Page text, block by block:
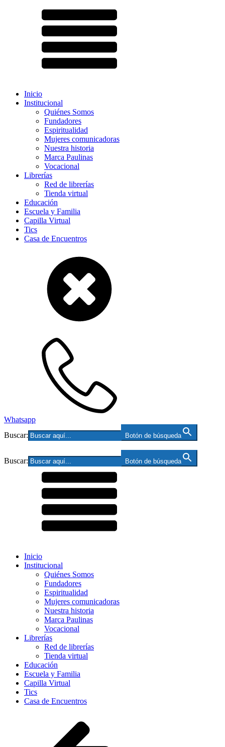
Inicio
Institucional
Quiénes Somos
Fundadores
Espiritualidad
Mujeres comunicadoras
Nuestra historia
Marca Paulinas
Vocacional
Librerías
Red de librerías
Tienda virtual
Educación
Escuela y Familia
Capilla Virtual
Tics
Casa de Encuentros
Whatsapp
Buscar:
Botón de búsqueda
Buscar: Botón de búsqueda
Inicio
Institucional
Quiénes Somos
Fundadores
Espiritualidad
Mujeres comunicadoras
Nuestra historia
Marca Paulinas
Vocacional
Librerías
Red de librerías
Tienda virtual
Educación
Escuela y Familia
Capilla Virtual
Tics
Casa de Encuentros